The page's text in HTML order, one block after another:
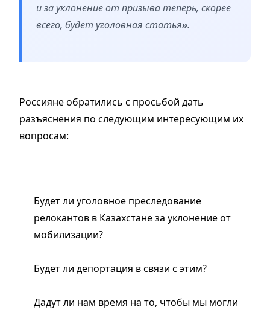
и за уклонение от призыва теперь, скорее
всего, будет уголовная статья».
Россияне обратились с просьбой дать
разъяснения по следующим интересующим их
вопросам:
Будет ли уголовное преследование
релокантов в Казахстане за уклонение от
мобилизации?
Будет ли депортация в связи с этим?
Дадут ли нам время на то, чтобы мы могли